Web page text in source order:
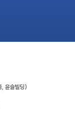
윤슬빌딩)